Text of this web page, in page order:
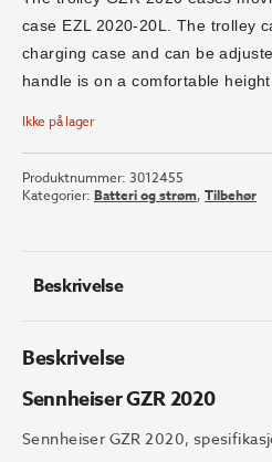
case EZL 2020-20L. The trolley
charging case and can be
handle is on a comfortable height.
Ikke på lager
Produktnummer: 3012455
Kategorier: Batteri og strøm, Tilbehør
Beskrivelse
Beskrivelse
Sennheiser GZR 2020
Sennheiser GZR 2020,